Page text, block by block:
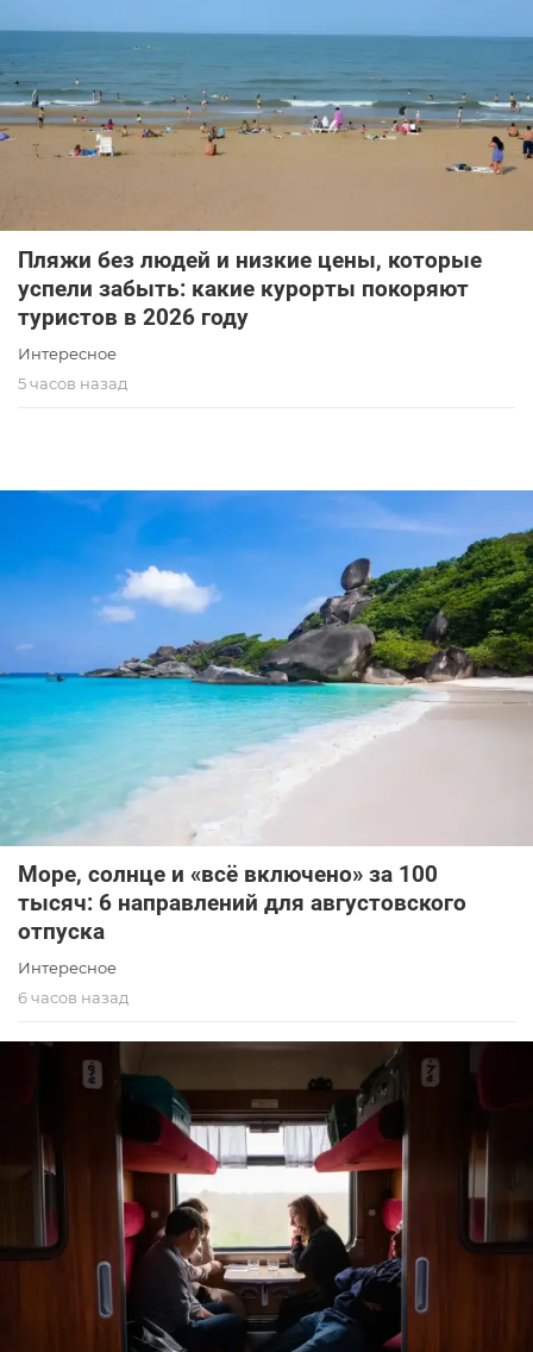
Пляжи без людей и низкие цены, которые
успели забыть: какие курорты покоряют
туристов в 2026 году
Интересное
5 часов назад
Море, солнце и «всё включено» за 100
тысяч: 6 направлений для августовского
отпуска
Интересное
6 часов назад